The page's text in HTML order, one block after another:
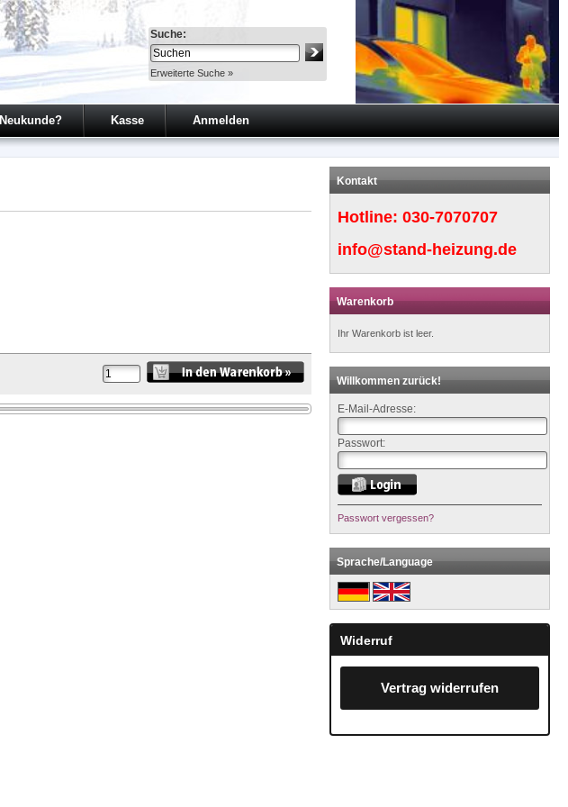
Suche:
Erweiterte Suche »
Neukunde? Kasse Anmelden
Kontakt
Hotline:030-7070707
info@stand-heizung.de
Warenkorb
Ihr Warenkorb ist leer.
Willkommen zurück!
E-Mail-Adresse:
Passwort:
Passwort vergessen?
Sprache/Language
Widerruf
Vertrag widerrufen